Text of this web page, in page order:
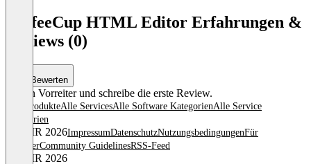
CoffeeCup HTML Editor Erfahrungen &
Reviews (0)
Bewerten
Sei ein Vorreiter und schreibe die erste Review.
Alle ProdukteAlle ServicesAlle Software KategorienAlle Service
Kategorien
© OMR 2026ImpressumDatenschutzNutzungsbedingungenFür
AnbieterCommunity GuidelinesRSS-Feed
© OMR 2026